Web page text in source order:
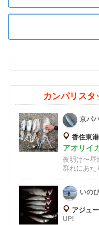
カンパリスタ
京パ
香住東港
アオリイ
夜明け〜昼
群れにあた
いの
アジュ
UP!